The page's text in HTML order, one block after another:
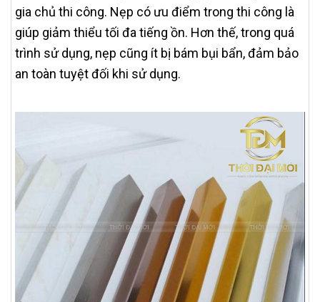
gia chủ thi công. Nẹp có ưu điểm trong thi công là
giúp giảm thiểu tối đa tiếng ồn. Hơn thế, trong quá
trình sử dụng, nẹp cũng ít bị bám bụi bẩn, đảm bảo
an toàn tuyệt đối khi sử dụng.